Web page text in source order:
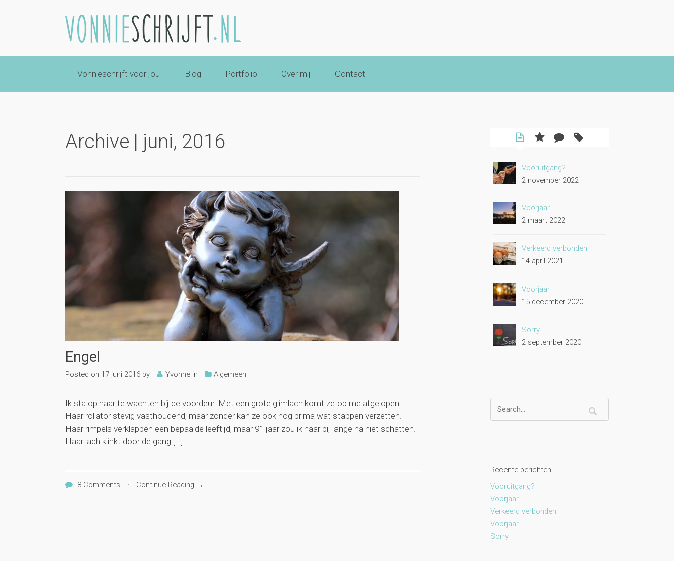
Vonnieschrijft voor jou Blog Portfolio Over mij Contact
Archive | juni, 2016
Engel
Posted on 17 juni 2016 by Yvonne in Algemeen
Ik sta op haar te wachten bij de voordeur. Met een grote glimlach komt ze op me afgelopen.
Haar rollator stevig vasthoudend, maar zonder kan ze ook nog prima wat stappen verzetten.
Haar rimpels verklappen een bepaalde leeftijd, maar 91 jaar zou ik haar bij lange na niet schatten.
Haar lach klinkt door de gang […]
8 Comments • Continue Reading →
Vooruitgang?
2 november 2022
Voorjaar
2 maart 2022
Verkeerd verbonden
14 april 2021
Voorjaar
15 december 2020
Sorry
2 september 2020
Recente berichten
Vooruitgang?
Voorjaar
Verkeerd verbonden
Voorjaar
Sorry